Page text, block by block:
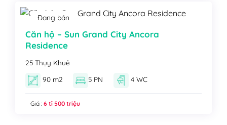
Đang bán
Căn hộ – Sun Grand City Ancora
Residence
25 Thụy Khuê
90 m2
5 PN 4 WC
Giá : 6 tỉ 500 triệu